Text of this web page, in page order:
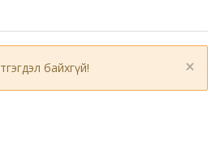
×
байхгүй!